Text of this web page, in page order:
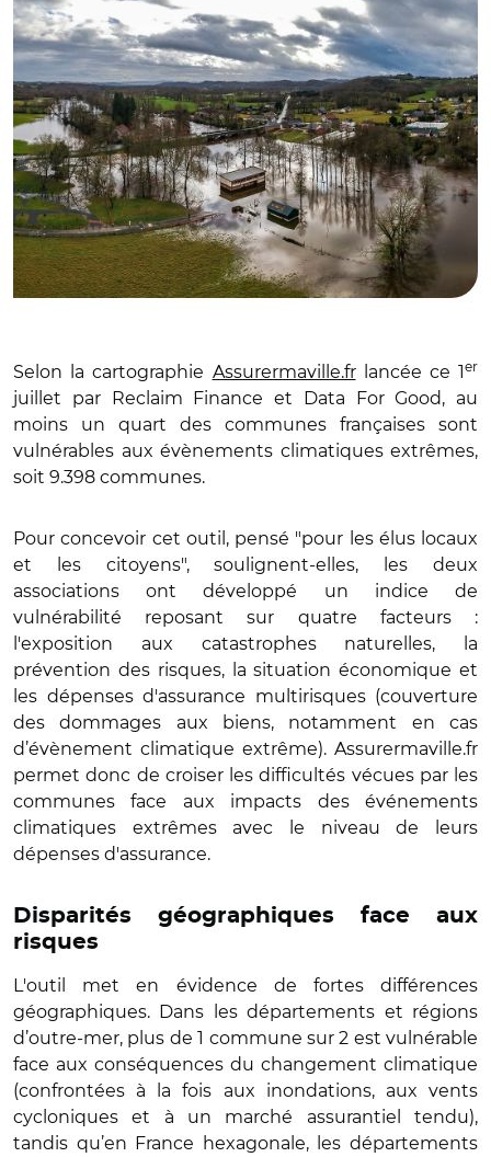
Selon la cartographie Assurermaville.frlancée ce 1er
juillet par Reclaim Finance et Data For Good, au
moins un quart des communes françaises sont
vulnérables aux évènements climatiques extrêmes,
soit 9.398 communes.
Pour concevoir cet outil, pensé "pour les élus locaux
et les citoyens", soulignent-elles, les deux
associations ont développé un indice de
vulnérabilité reposant sur quatre facteurs :
l'exposition aux catastrophes naturelles, la
prévention des risques, la situation économique et
les dépenses d'assurance multirisques (couverture
des dommages aux biens, notamment en cas
d’évènement climatique extrême). Assurermaville.fr
permet donc de croiser les difficultés vécues par les
communes face aux impacts des événements
climatiques extrêmes avec le niveau de leurs
dépenses d'assurance.
Disparités géographiques face aux
risques
L'outil met en évidence de fortes différences
géographiques. Dans les départements et régions
d’outre-mer, plus de 1 commune sur 2 est vulnérable
face aux conséquences du changement climatique
(confrontées à la fois aux inondations, aux vents
cycloniques et à un marché assurantiel tendu),
tandis qu’en France hexagonale, les départements